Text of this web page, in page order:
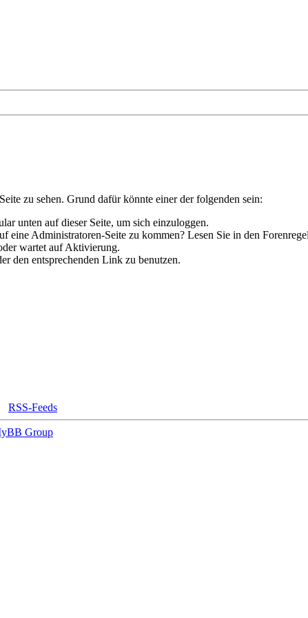
zu sehen. Grund dafür könnte einer der folgenden sein:
unten auf dieser Seite, um sich einzuloggen.
eine Administratoren-Seite zu kommen? Lesen Sie in den
wartet auf Aktivierung.
den entsprechenden Link zu benutzen.
RSS-Feeds
Group